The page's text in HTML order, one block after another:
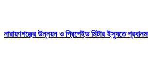
নারায়ণগঞ্জের উন্নয়ন ও প্রিপেইড মিটার ইস্যুতে